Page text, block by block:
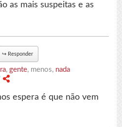
as mais suspeitas e as
↪ Responder
,gente, menos, nada
espera é que não vem